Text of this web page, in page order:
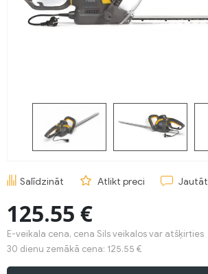
Salīdzināt Atlikt preci Jautāt
125.55 €
E-veikala cena, cena Sils veikalos var atšķirties
30 dienu zemākā cena: 125.55 €